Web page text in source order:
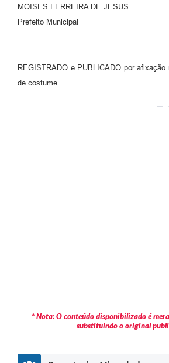
MOISES FERREIRA DE JESUS
Prefeito Municipal
REGISTRADO e PUBLICADO por
de costume
* Nota: O conteúdo disponibilizado é
substituindo o original